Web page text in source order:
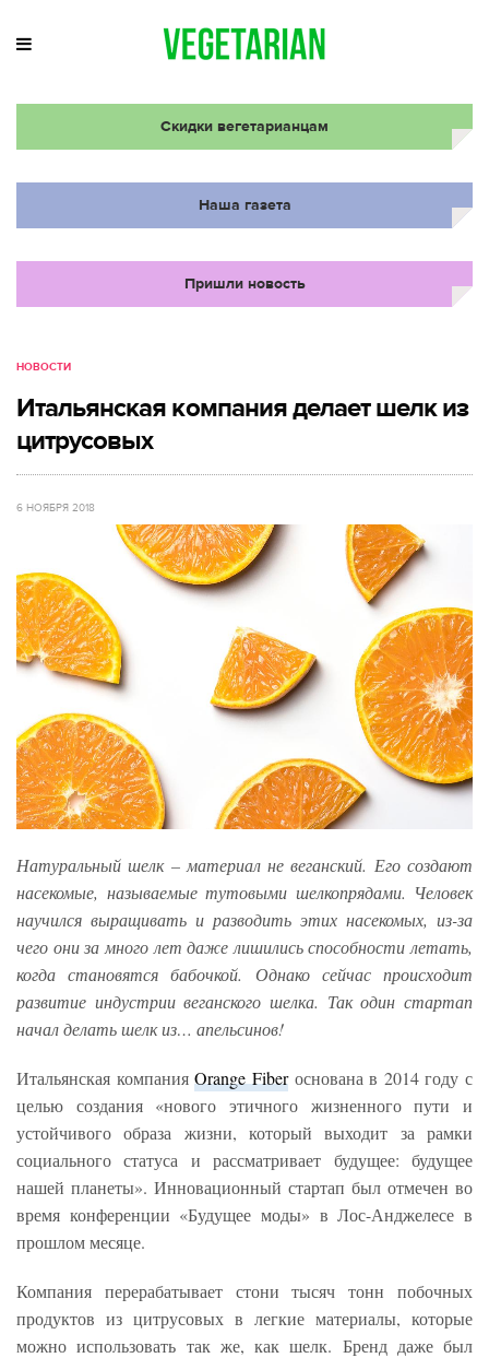
Скидки вегетарианцам
Наша газета
Пришли новость
НОВОСТИ
Итальянская компания делает шелк из
цитрусовых
6 НОЯБРЯ 2018
Натуральный шелк – материал не веганский. Его создают
насекомые, называемые тутовыми шелкопрядами. Человек
научился выращивать и разводить этих насекомых, из-за
чего они за много лет даже лишились способности летать,
когда становятся бабочкой. Однако сейчас происходит
развитие индустрии веганского шелка. Так один стартап
начал делать шелк из… апельсинов!
Итальянская компанияOrange Fiberоснована в 2014 году с
целью создания «нового этичного жизненного пути и
устойчивого образа жизни, который выходит за рамки
социального статуса и рассматривает будущее: будущее
нашей планеты». Инновационный стартап был отмечен во
время конференции «Будущее моды» в Лос-Анджелесе в
прошлом месяце.
Компания перерабатывает стони тысяч тонн побочных
продуктов из цитрусовых в легкие материалы, которые
можно использовать так же, как шелк. Бренд даже был